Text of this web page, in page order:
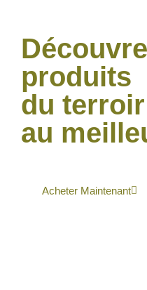
produits
du
au
Acheter Maintenant